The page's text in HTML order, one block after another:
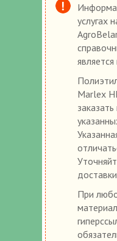
услугах
Marlex
При